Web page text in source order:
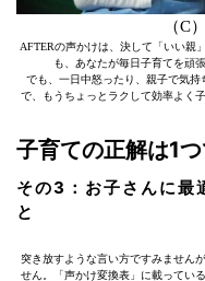
（C
AFTERの声かけは、決して「いい親
も、あなたが毎日子育てを頑
でも、一日中怒ったり、親子で気
で、もうちょっとラクして効率よく
子育ての正解は1
その3：お子さんに最
と
突き放すような言い方ですみません
せん。「声かけ変換表」に載ってい